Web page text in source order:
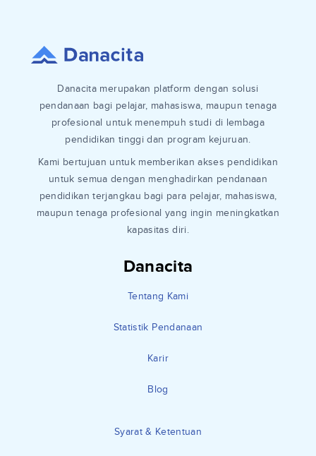
Danacita
Tentang Kami
Statistik Pendanaan
Karir
Blog
Syarat & Ketentuan
Danacita merupakan platform dengan solusi
pendanaan bagi pelajar, mahasiswa, maupun tenaga
profesional untuk menempuh studi di lembaga
pendidikan tinggi dan program kejuruan.
Kami bertujuan untuk memberikan akses pendidikan
untuk semua dengan menghadirkan pendanaan
pendidikan terjangkau bagi para pelajar, mahasiswa,
maupun tenaga profesional yang ingin meningkatkan
kapasitas diri.